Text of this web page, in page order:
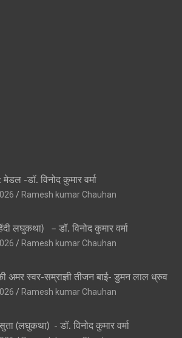
-डॉ. विनोद कुमार वर्मा
Ramesh kumar Chauhan
लघुकथा) – डॉ. विनोद कुमार वर्मा
Ramesh kumar Chauhan
अमर स्वर-सम्राज्ञी तीजन बाई- डुमन लाल ध्रुव
Ramesh kumar Chauhan
(लघुकथा) ​- डॉ. विनोद कुमार वर्मा